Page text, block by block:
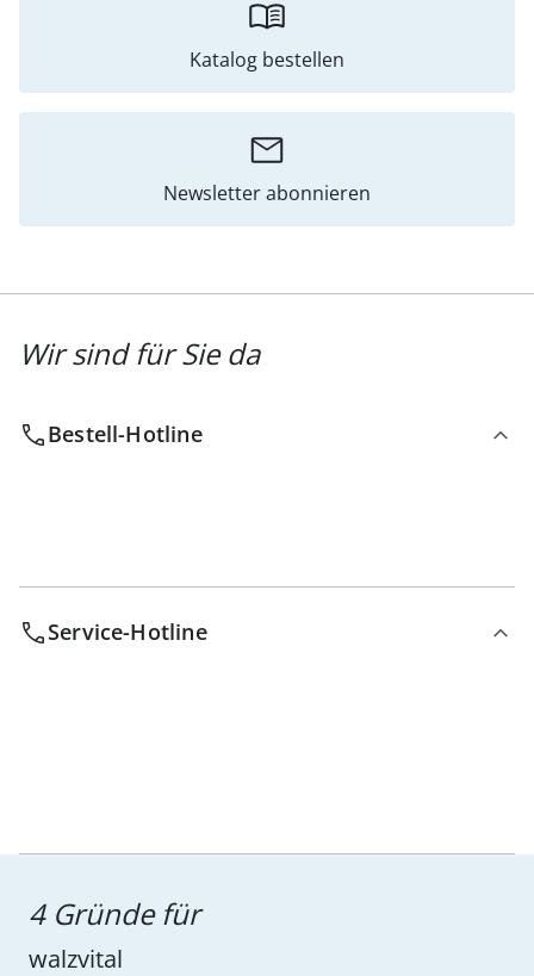
Katalog bestellen
Newsletter abonnieren
Wir sind für Sie da
Bestell-Hotline
Service-Hotline
4 Gründe für
walzvital